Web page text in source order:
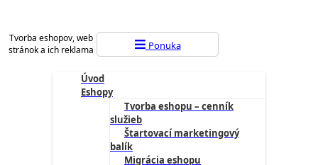
Tvorba eshopov, web
stránok a ich reklama
Ponuka
Úvod
Eshopy
Tvorba eshopu – cenník
služieb
Štartovací marketingový
balík
Migrácia eshopu